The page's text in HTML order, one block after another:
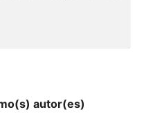
autor(es)